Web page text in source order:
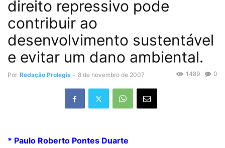
direito repressivo pode
contribuir ao
desenvolvimento sustentável
e evitar um dano ambiental.
Por Redação Prolegis - 8 de novembro de 2007 0
1489
* Paulo Roberto Pontes Duarte